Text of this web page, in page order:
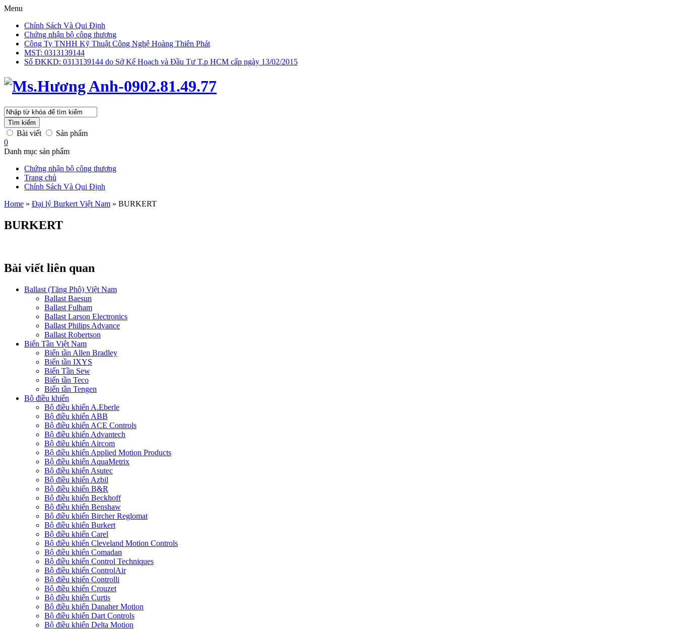
Menu
Chính Sách Và Qui Định
Chứng nhận bộ công thương
Công Ty TNHH Kỹ Thuật Công Nghệ Hoàng Thiên Phát
MST: 0313139144
Số ĐKKD: 0313139144 do Sở Kế Hoạch và Đầu Tư T.p HCM cấp ngày 13/02/2015
Tìm kiếm
Bài viết
Sản phẩm
0
Danh mục sản phẩm
Chứng nhận bộ công thương
Trang chủ
Chính Sách Và Qui Định
Home » Đại lý Burkert Việt Nam » BURKERT
BURKERT
Bài viết liên quan
Ballast (Tăng Phô) Việt Nam
Ballast Baesun
Ballast Fulham
Ballast Larson Electronics
Ballast Philips Advance
Ballast Robertson
Biến Tần Việt Nam
Biến tần Allen Bradley
Biến tần IXYS
Biến Tần Sew
Biến tần Teco
Biến tần Tengen
Bộ điều khiển
Bộ điều khiển A.Eberle
Bộ điều khiển ABB
Bộ điều khiển ACE Controls
Bộ điều khiển Advantech
Bộ điều khiển Aircom
Bộ điều khiển Applied Motion Products
Bộ điều khiển AquaMetrix
Bộ điều khiển Asutec
Bộ điều khiển Azbil
Bộ điều khiển B&R
Bộ điều khiển Beckhoff
Bộ điều khiển Benshaw
Bộ điều khiển Bircher Reglomat
Bộ điều khiển Burkert
Bộ điều khiển Carel
Bộ điều khiển Cleveland Motion Controls
Bộ điều khiển Comadan
Bộ điều khiển Control Techniques
Bộ điều khiển ControlAir
Bộ điều khiển Controlli
Bộ điều khiển Crouzet
Bộ điều khiển Curtis
Bộ điều khiển Danaher Motion
Bộ điều khiển Dart Controls
Bộ điều khiển Delta Motion